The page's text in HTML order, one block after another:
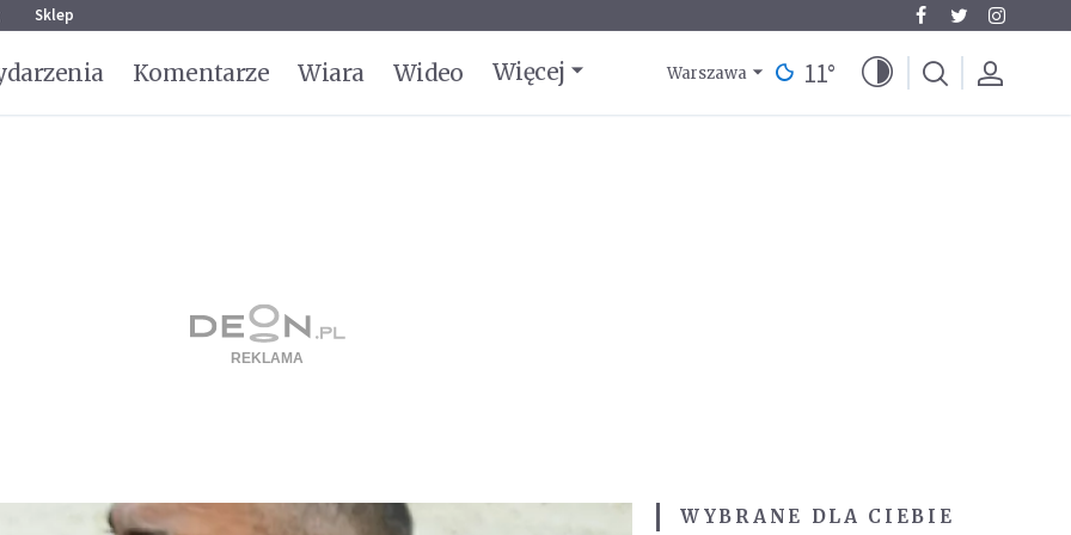
Sklep
Komentarze Wiara Wideo Więcej Warszawa 11°
WYBRANE DLA CIEBIE